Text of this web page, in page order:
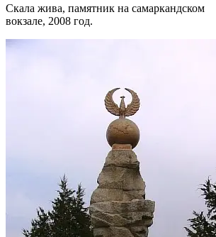
Скала жива, памятник на самаркандском
вокзале, 2008 год.